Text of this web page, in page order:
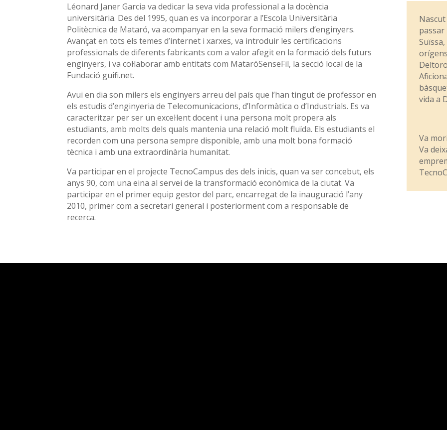
Léonard Janer Garcia va dedicar la seva vida professional a la docència
universitària. Des del 1995, quan es va incorporar a l’Escola Universitària
Politècnica de Mataró, va acompanyar en la seva formació milers d’enginyers.
Avançat en tots els temes d’internet i xarxes, va introduir les certificacions
professionals de diferents fabricants com a valor afegit en la formació dels futurs
enginyers, i va col·laborar amb entitats com MataróSenseFil, la secció local de la
Fundació guifi.net.
Avui en dia son milers els enginyers arreu del país que l’han tingut de professor en
els estudis d’enginyeria de Telecomunicacions, d’Informàtica o d’Industrials. Es va
caracteritzar per ser un excel·lent docent i una persona molt propera als
estudiants, amb molts dels quals mantenia una relació molt fluïda. Els estudiants el
recorden com una persona sempre disponible, amb una molt bona formació
tècnica i amb una extraordinària humanitat.
Va participar en el projecte TecnoCampus des dels inicis, quan va ser concebut, els
anys 90, com una eina al servei de la transformació econòmica de la ciutat. Va
participar en el primer equip gestor del parc, encarregat de la inauguració l’any
2010, primer com a secretari general i posteriorment com a responsable de
recerca.
passar
vida a
Va
Va